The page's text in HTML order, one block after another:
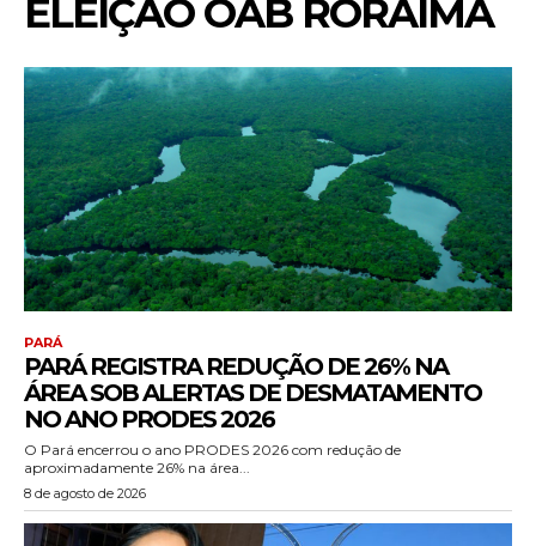
ELEIÇÃO OAB RORAIMA
PARÁ
PARÁ REGISTRA REDUÇÃO DE 26% NA
ÁREA SOB ALERTAS DE DESMATAMENTO
NO ANO PRODES 2026
O Pará encerrou o ano PRODES 2026 com redução de
aproximadamente 26% na área...
8 de agosto de 2026